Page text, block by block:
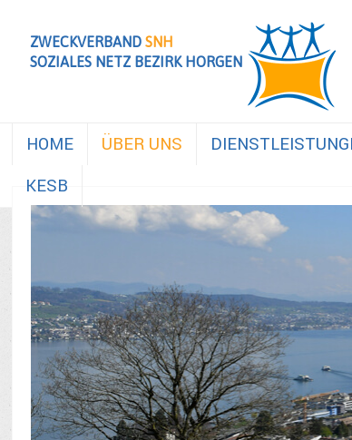
ZWECKVERBAND SNH
SOZIALES NETZ BEZIRK HORGEN
HOME ÜBER UNS
KESB